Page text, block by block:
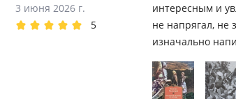
3 июня 2026 г.
5
интересным и
не напрягал, не
изначально